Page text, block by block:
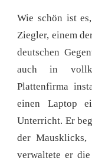
Wie schön ist
Ziegler, einem
deutschen
auch in
Plattenfirma
einen Laptop
Unterricht. Er
der Mausklicks,
verwaltete er